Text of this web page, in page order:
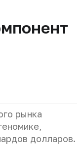
рынка
долларов.